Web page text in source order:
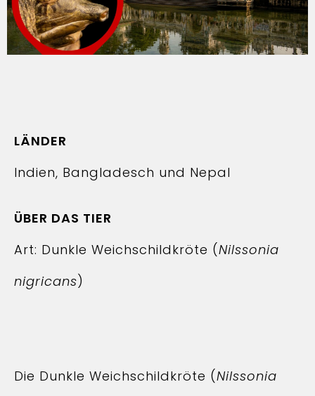
LÄNDER
Indien, Bangladesch und Nepal
ÜBER DAS TIER
Art: Dunkle Weichschildkröte (Nilssonia
nigricans)
Die Dunkle Weichschildkröte (Nilssonia